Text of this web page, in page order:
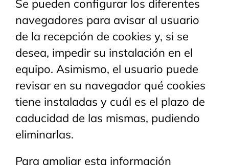
Se pueden configurar los diferentes
navegadores para avisar al usuario
de la recepción de cookies y, si se
desea, impedir su instalación en el
equipo. Asimismo, el usuario puede
revisar en su navegador qué cookies
tiene instaladas y cuál es el plazo de
caducidad de las mismas, pudiendo
eliminarlas.
Para ampliar esta información